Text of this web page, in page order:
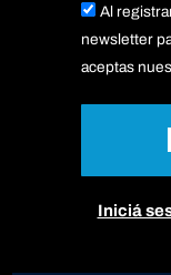
Acepto
Al
newsletter
aceptas
Iniciá